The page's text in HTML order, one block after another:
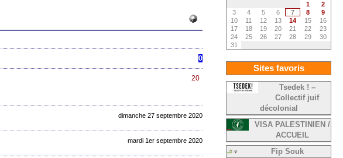
0
20
dimanche 27 septembre 2020
mardi 1er septembre 2020
1
2
3
4 5 6 7 8
9
10
11 12 13 14 15
16
17
18 19 20 21 22
23
24
25 26 27 28 29
30
31
Sites favoris
Tsedek ! –
Collectif juif
décolonial
VISA PALESTINIEN /
ACCUEIL
Fip Souk